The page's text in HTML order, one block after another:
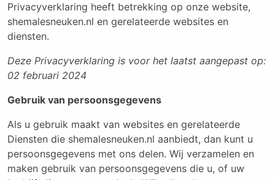
Privacyverklaring heeft betrekking op onze website,
shemalesneuken.nl en gerelateerde websites en
diensten.
Deze Privacyverklaring is voor het laatst aangepast op:
02 februari 2024
Gebruik van persoonsgegevens
Als u gebruik maakt van websites en gerelateerde
Diensten die shemalesneuken.nl aanbiedt, dan kunt u
persoonsgegevens met ons delen. Wij verzamelen en
maken gebruik van persoonsgegevens die u, of uw